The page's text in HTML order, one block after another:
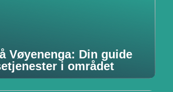
Vøyenenga: Din guide
i området